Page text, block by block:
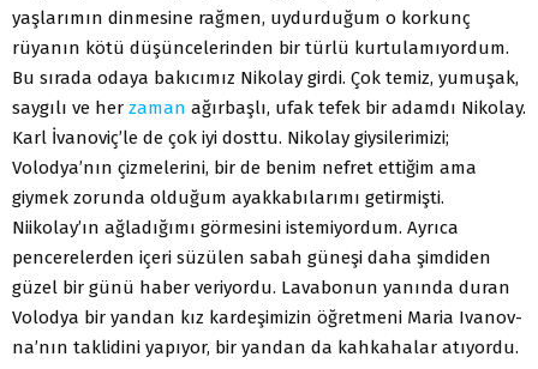
yaşlarımın dinmesine rağmen, uydurduğum o korkunç
rüyanın kötü düşüncelerinden bir türlü kurtulamıyordum.
Bu sırada odaya bakıcımız Nikolay girdi. Çok temiz, yumuşak,
saygılı ve her zaman ağırbaşlı, ufak tefek bir adamdı Nikolay.
Karl İvanoviç’le de çok iyi dosttu. Nikolay giysilerimizi;
Volodya’nın çizmelerini, bir de benim nefret ettiğim ama
giymek zorunda olduğum ayakkabılarımı getirmişti.
Niikolay’ın ağladığımı görmesini istemiyordum. Ayrıca
pencerelerden içeri süzülen sabah güneşi daha şimdiden
güzel bir günü haber veriyordu. Lavabonun yanında duran
Volodya bir yandan kız kardeşimizin öğretmeni Maria Ivanov-
na’nın taklidini yapıyor, bir yandan da kahkahalar atıyordu.